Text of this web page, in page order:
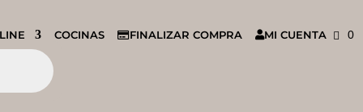
COCINAS FINALIZAR COMPRA MI CUENTA 0